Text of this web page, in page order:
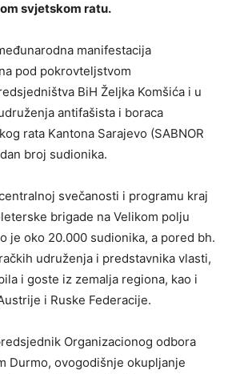
svjetskom ratu.
manifestacija
pod pokrovteljstvom
BiH Željka Komšića i u
antifašista i boraca
rata Kantona Sarajevo (SABNOR
broj sudionika.
svečanosti i programu kraj
brigade na Velikom polju
je oko 20.000 sudionika, a pored bh.
udruženja i predstavnika vlasti,
i goste iz zemalja regiona, kao i
i Ruske Federacije.
Organizacionog odbora
Durmo, ovogodišnje okupljanje